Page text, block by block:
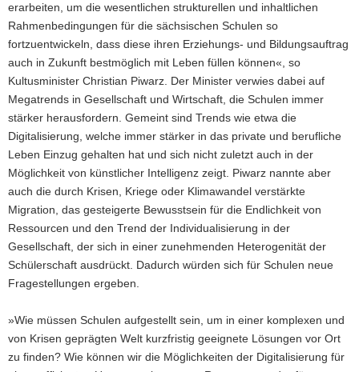
erarbeiten, um die wesentlichen strukturellen und inhaltlichen
Rahmenbedingungen für die sächsischen Schulen so
fortzuentwickeln, dass diese ihren Erziehungs- und Bildungsauftrag
auch in Zukunft bestmöglich mit Leben füllen können«, so
Kultusminister Christian Piwarz. Der Minister verwies dabei auf
Megatrends in Gesellschaft und Wirtschaft, die Schulen immer
stärker herausfordern. Gemeint sind Trends wie etwa die
Digitalisierung, welche immer stärker in das private und berufliche
Leben Einzug gehalten hat und sich nicht zuletzt auch in der
Möglichkeit von künstlicher Intelligenz zeigt. Piwarz nannte aber
auch die durch Krisen, Kriege oder Klimawandel verstärkte
Migration, das gesteigerte Bewusstsein für die Endlichkeit von
Ressourcen und den Trend der Individualisierung in der
Gesellschaft, der sich in einer zunehmenden Heterogenität der
Schülerschaft ausdrückt. Dadurch würden sich für Schulen neue
Fragestellungen ergeben.
»Wie müssen Schulen aufgestellt sein, um in einer komplexen und
von Krisen geprägten Welt kurzfristig geeignete Lösungen vor Ort
zu finden? Wie können wir die Möglichkeiten der Digitalisierung für